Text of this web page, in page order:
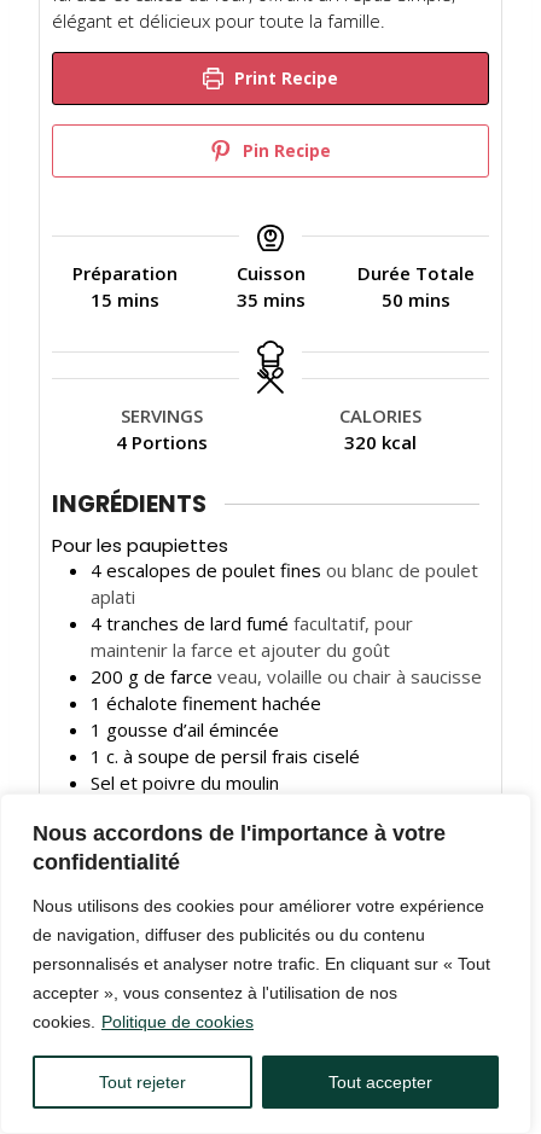
Nous accordons de l'importance à votre
confidentialité
Nous utilisons des cookies pour améliorer votre expérience
de navigation, diffuser des publicités ou du contenu
personnalisés et analyser notre trafic. En cliquant sur « Tout
accepter », vous consentez à l'utilisation de nos
cookies.
Politique de cookies
Tout rejeter Tout accepter
élégant et délicieux pour toute la famille.
Print Recipe
Pin Recipe
Préparation
15m
n
u
mins
Cuisson
35m
n
u
mins
Durée Totale
50 m
n
u
e
s
mins
SERVINGS
4 Portions
CALORIES
320 kcal
INGRÉDIENTS
Pour les paupiettes
4 escalopes de poulet fines ou blanc de poulet
aplati
4 tranches de lard fumé facultatif, pour
maintenir la farce et ajouter du goût
200 g de farce veau, volaille ou chair à saucisse
1 échalote finement hachée
1 gousse d’ail émincée
1 c. à soupe de persil frais ciselé
Sel et poivre du moulin
Pour la cuisson
2 c. à soupe d’huile d’olive
10 cl de bouillon de volaille
cube
10 cl de crème fraîche facultatif, pour une sauce
onctueuse
Herbes de Provence ou thym
au goût
1
feuille de laurier
INSTRUCTIONS
Étape 1 – Préparer les escalopes